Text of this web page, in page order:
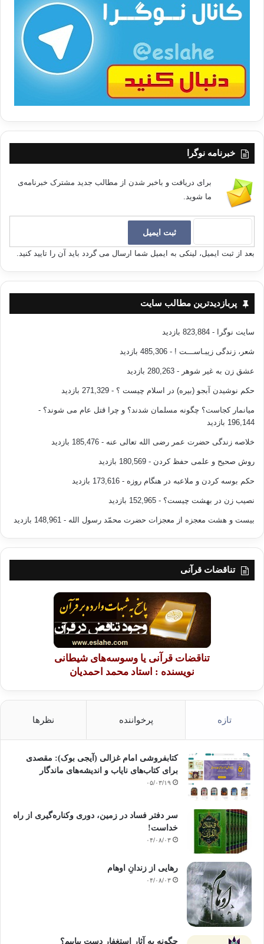
خبرنامه نوگرا
برای دریافت و باخبر شدن از مطالب جدید مشترک خبرنامه‌ی
ما شوید.
بعد از ثبت ایمیل، لینکی به ایمیل شما ارسال می گردد باید آن را تایید کنید.
پربازدیدترین مطالب سایت
سایت نوگرا - 823,884 بازدید
شعر، زندگی زیبـاســـت ! - 485,306 بازدید
عشق زن به غیر شوهر - 280,263 بازدید
حکم نوشیدن آبجو (بیره) در اسلام چیست ؟ - 271,329 بازدید
میانمار کجاست؟ چگونه مسلمان شدند؟ و چرا قتل عام می شوند؟ -
196,144 بازدید
خلاصه زندگی حضرت عمر رضی الله تعالی عنه - 185,476 بازدید
روش صحیح و علمی حفظ کردن - 180,569 بازدید
حکم بوسه کردن و ملاعبه در هنگام روزه - 173,616 بازدید
نصیب زن در بهشت چیست؟ - 152,965 بازدید
بیست و هشت معجزه از معجزات حضرت محمّد رسول الله - 148,961 بازدید
تناقضات قرآنی
تناقضات قرآنی یا وسوسه‌های شیطانی
نویسنده : استاد محمد احمدیان
تازه پرخواننده نظرها
کتابفروشی امام غزالی (آیجی بوک): مقصدی
برای کتاب‌های نایاب و اندیشه‌های ماندگار
۰۵/۰۳/۱۹
سر دفتر فساد در زمین‌، دوری وکناره‌گیری از راه
خداست‌!
۰۴/۰۸/۰۳
رهایی از زندانِ اوهام
۰۴/۰۸/۰۳
چگونه به آثار استغفار دست بیابیم؟